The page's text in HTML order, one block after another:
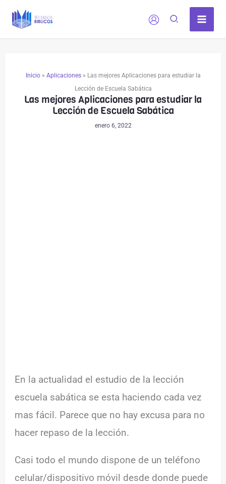
Inicio» Aplicaciones» Las mejores Aplicaciones para estudiar la
Lección de Escuela Sabática
Las mejores Aplicaciones para estudiar la
Lección de Escuela Sabática
enero 6, 2022
En la actualidad el estudio de la lección
escuela sabática se esta haciendo cada vez
mas fácil. Parece que no hay excusa para no
hacer repaso de la lección.
Casi todo el mundo dispone de un teléfono
celular/dispositivo móvil desde donde puede